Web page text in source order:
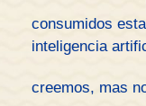
consumidos
inteligencia
creemos, mas